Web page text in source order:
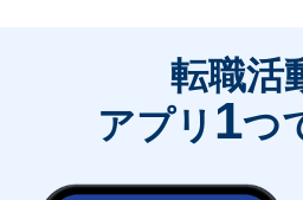
転職活
アプリ 1つ